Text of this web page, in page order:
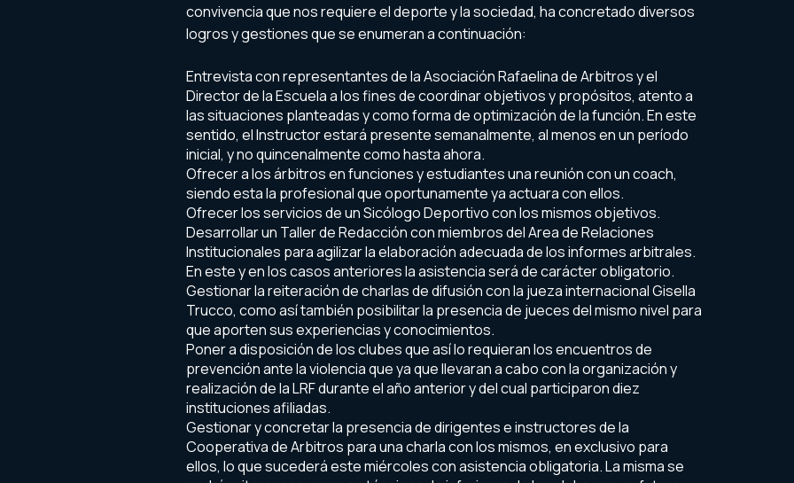
convivencia que nos requiere el deporte y la sociedad, ha concretado diversos
logros y gestiones que se enumeran a continuación:
Entrevista con representantes de la Asociación Rafaelina de Arbitros y el
Director de la Escuela a los fines de coordinar objetivos y propósitos, atento a
las situaciones planteadas y como forma de optimización de la función. En este
sentido, el Instructor estará presente semanalmente, al menos en un período
inicial, y no quincenalmente como hasta ahora.
Ofrecer a los árbitros en funciones y estudiantes una reunión con un coach,
siendo esta la profesional que oportunamente ya actuara con ellos.
Ofrecer los servicios de un Sicólogo Deportivo con los mismos objetivos.
Desarrollar un Taller de Redacción con miembros del Area de Relaciones
Institucionales para agilizar la elaboración adecuada de los informes arbitrales.
En este y en los casos anteriores la asistencia será de carácter obligatorio.
Gestionar la reiteración de charlas de difusión con la jueza internacional Gisella
Trucco, como así también posibilitar la presencia de jueces del mismo nivel para
que aporten sus experiencias y conocimientos.
Poner a disposición de los clubes que así lo requieran los encuentros de
prevención ante la violencia que ya que llevaran a cabo con la organización y
realización de la LRF durante el año anterior y del cual participaron diez
instituciones afiliadas.
Gestionar y concretar la presencia de dirigentes e instructores de la
Cooperativa de Arbitros para una charla con los mismos, en exclusivo para
ellos, lo que sucederá este miércoles con asistencia obligatoria. La misma se